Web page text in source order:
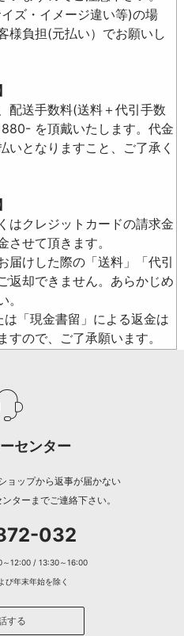
ズ・イメージ違い等)の場
様負担(元払い）でお願いし
配送手数料(送料＋代引手数
を頂戴いたします。代金
いとなりますこと、ご了承く
はクレジットカードの請求金
させて頂きます。
届けした際の「送料」「代引
返却できません。あらかじめ
。
「現金書留」による返金は
すので、ご了承願います。
センター
ョップから返事が届かない
ターまでご連絡下さい。
032
～12:00 / 13:30～16:00
び年末年始を除く
する